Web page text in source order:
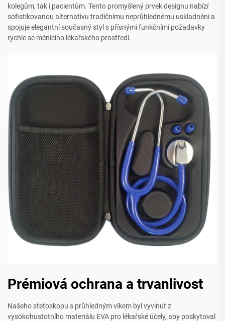
kolegům, tak i pacientům. Tento promyšlený prvek designu nabízí
sofistikovanou alternativu tradičnímu neprůhlednému uskladnění a
spojuje elegantní současný styl s přísnými funkčními požadavky
rychle se měnícího lékařského prostředí.
Prémiová ochrana a trvanlivost
Našeho stetoskopu s průhledným víkem byl vyvinut z
vysokohustotního materiálu EVA pro lékařské účely, aby poskytoval